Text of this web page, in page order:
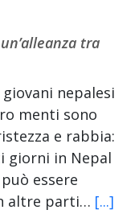
tra
nepalesi
menti sono
e rabbia:
giorni in Nepal
essere
altre parti… [...]